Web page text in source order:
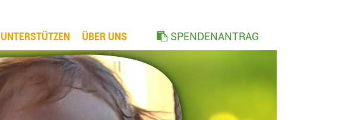
UNTERSTÜTZEN ÜBER UNS SPENDENANTRAG